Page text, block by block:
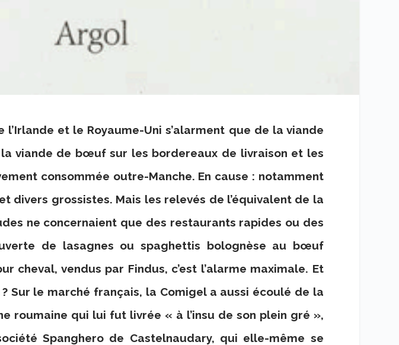
l’Irlande et le Royaume-Uni s’alarment que de la viande
viande de bœuf sur les bordereaux de livraison et les
consommée outre-Manche. En cause : notamment
divers grossistes. Mais les relevés de l’équivalent de la
ne concernaient que des restaurants rapides ou des
de lasagnes ou spaghettis bolognèse au bœuf
cheval, vendus par Findus, c’est l’alarme maximale. Et
Sur le marché français, la Comigel a aussi écoulé de la
roumaine qui lui fut livrée « à l’insu de son plein gré »,
Spanghero de Castelnaudary, qui elle-même se